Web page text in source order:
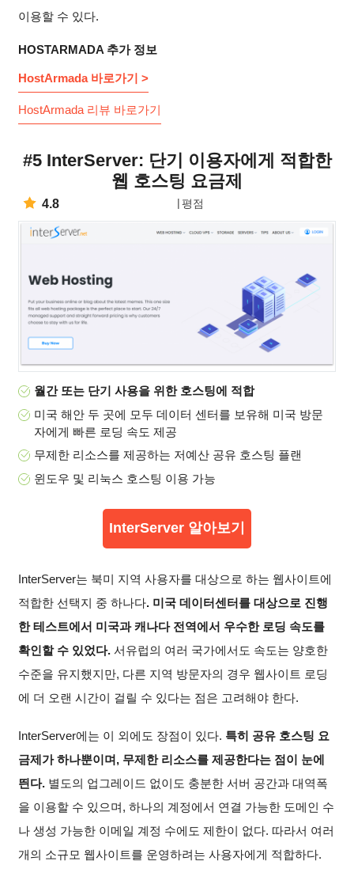
이용할 수 있다.
HOSTARMADA 추가 정보
HostArmada 바로가기 >
HostArmada 리뷰 바로가기
#5 InterServer: 단기 이용자에게 적합한
웹 호스팅 요금제
4.8 평점
월간 또는 단기 사용을 위한 호스팅에 적합
미국 해안 두 곳에 모두 데이터 센터를 보유해 미국 방문
자에게 빠른 로딩 속도 제공
무제한 리소스를 제공하는 저예산 공유 호스팅 플랜
윈도우 및 리눅스 호스팅 이용 가능
InterServer 알아보기
InterServer는 북미 지역 사용자를 대상으로 하는 웹사이트에
적합한 선택지 중 하나다. 미국 데이터센터를 대상으로 진행
한 테스트에서 미국과 캐나다 전역에서 우수한 로딩 속도를
확인할 수 있었다. 서유럽의 여러 국가에서도 속도는 양호한
수준을 유지했지만, 다른 지역 방문자의 경우 웹사이트 로딩
에 더 오랜 시간이 걸릴 수 있다는 점은 고려해야 한다.
InterServer에는 이 외에도 장점이 있다. 특히 공유 호스팅 요
금제가 하나뿐이며, 무제한 리소스를 제공한다는 점이 눈에
띈다. 별도의 업그레이드 없이도 충분한 서버 공간과 대역폭
을 이용할 수 있으며, 하나의 계정에서 연결 가능한 도메인 수
나 생성 가능한 이메일 계정 수에도 제한이 없다. 따라서 여러
개의 소규모 웹사이트를 운영하려는 사용자에게 적합하다.